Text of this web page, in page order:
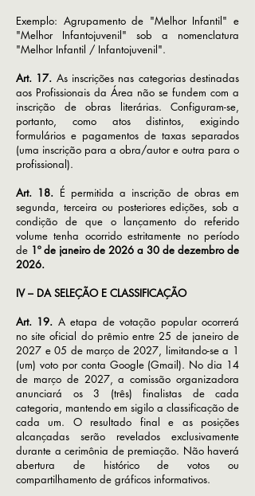
Exemplo: Agrupamento de "Melhor Infantil" e
"Melhor Infantojuvenil" sob a nomenclatura
"Melhor Infantil / Infantojuvenil".
Art. 17. As inscrições nas categorias destinadas
aos Profissionais da Área não se fundem com a
inscrição de obras literárias. Configuram-se,
portanto, como atos distintos, exigindo
formulários e pagamentos de taxas separados
(uma inscrição para a obra/autor e outra para o
profissional).
Art. 18. É permitida a inscrição de obras em
segunda, terceira ou posteriores edições, sob a
condição de que o lançamento do referido
volume tenha ocorrido estritamente no período
de 1º de janeiro de 2026 a 30 de dezembro de
2026.
IV – DA SELEÇÃO E CLASSIFICAÇÃO
Art. 19. A etapa de votação popular ocorrerá
no site oficial do prêmio entre 25 de janeiro de
2027 e 05 de março de 2027, limitando-se a 1
(um) voto por conta Google (Gmail). No dia 14
de março de 2027, a comissão organizadora
anunciará os 3 (três) finalistas de cada
categoria, mantendo em sigilo a classificação de
cada um. O resultado final e as posições
alcançadas serão revelados exclusivamente
durante a cerimônia de premiação. Não haverá
abertura de histórico de votos ou
compartilhamento de gráficos informativos.